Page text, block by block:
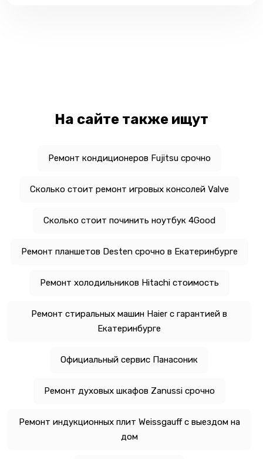
На сайте также ищут
Ремонт кондиционеров Fujitsu срочно
Сколько стоит ремонт игровых консолей Valve
Сколько стоит починить ноутбук 4Good
Ремонт планшетов Desten срочно в Екатеринбурге
Ремонт холодильников Hitachi стоимость
Ремонт стиральных машин Haier с гарантией в
Екатеринбурге
Официальный сервис Панасоник
Ремонт духовых шкафов Zanussi срочно
Ремонт индукционных плит Weissgauff с выездом на
дом